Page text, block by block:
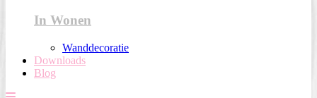
In Wonen
Wanddecoratie
Downloads
Blog